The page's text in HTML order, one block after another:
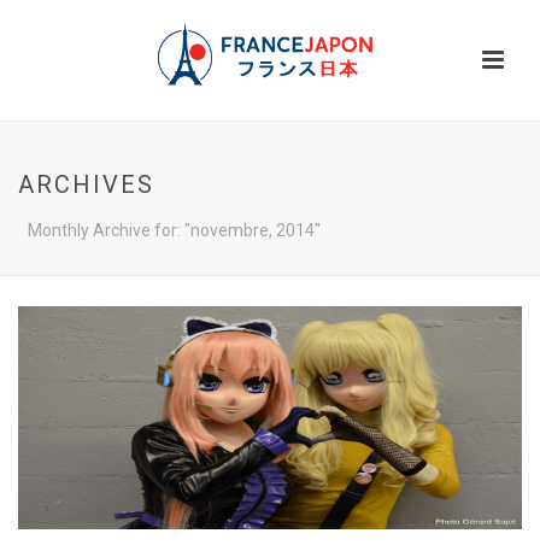
ARCHIVES
Monthly Archive for: "novembre, 2014"